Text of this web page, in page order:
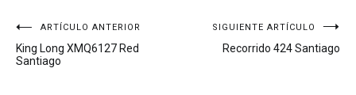
Navegación
de
ARTÍCULO ANTERIOR
King Long XMQ6127 Red
Santiago
SIGUIENTE ARTÍCULO
Recorrido 424 Santiago